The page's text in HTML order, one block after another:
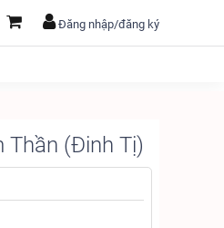
Đăng nhập/đăng ký
Thần (Đinh Tị)